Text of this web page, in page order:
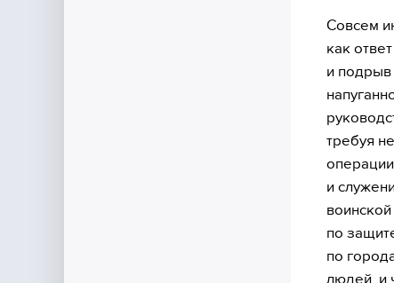
Совсем
как
и подрыв
требуя
и
по
по
людей, и